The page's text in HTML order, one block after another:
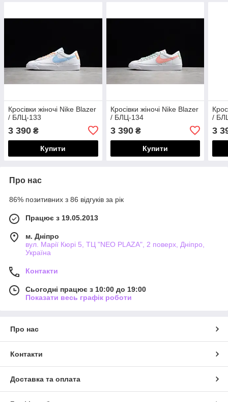
Кросівки жіночі Nike Blazer
/ БЛЦ-133
3 390 ₴
Купити
Кросівки жіночі Nike Blazer
/ БЛЦ-134
3 390₴
Купити
/
3
Про нас
86% позитивних з 86 відгуків за рік
Працює з 19.05.2013
м. Дніпро
вул. Марії Кюрі 5, ТЦ "NEO PLAZA", 2 поверх, Дніпро,
Україна
Контакти
Сьогодні працює з 10:00 до 19:00
Показати весь графік роботи
Про нас
Контакти
Доставка та оплата